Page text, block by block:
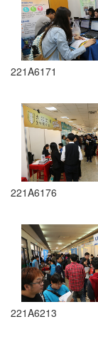
221A6171
221A6176
221A6213